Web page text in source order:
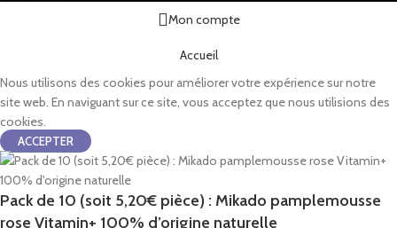
Mon compte
Accueil
Nous utilisons des cookies pour améliorer votre expérience sur notre
site web. En naviguant sur ce site, vous acceptez que nous utilisions des
cookies.
ACCEPTER
Pack de 10 (soit 5,20€ pièce) : Mikado pamplemousse
rose Vitamin+ 100% d’origine naturelle